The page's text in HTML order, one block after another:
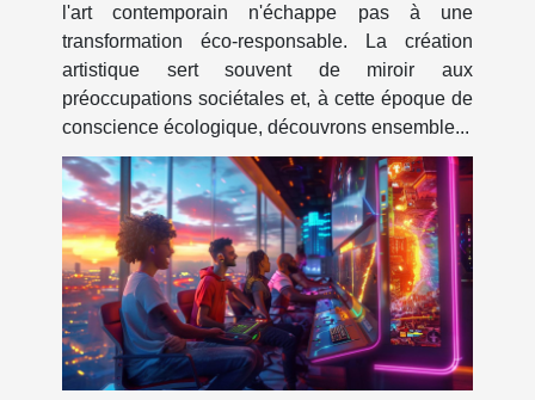
l'art contemporain n'échappe pas à une
transformation éco-responsable. La création
artistique sert souvent de miroir aux
préoccupations sociétales et, à cette époque de
conscience écologique, découvrons ensemble...